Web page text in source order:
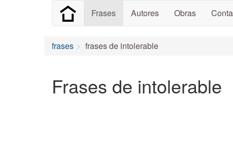
Frases Autores Obras
frases frases de intolerable
Frases de intolerable